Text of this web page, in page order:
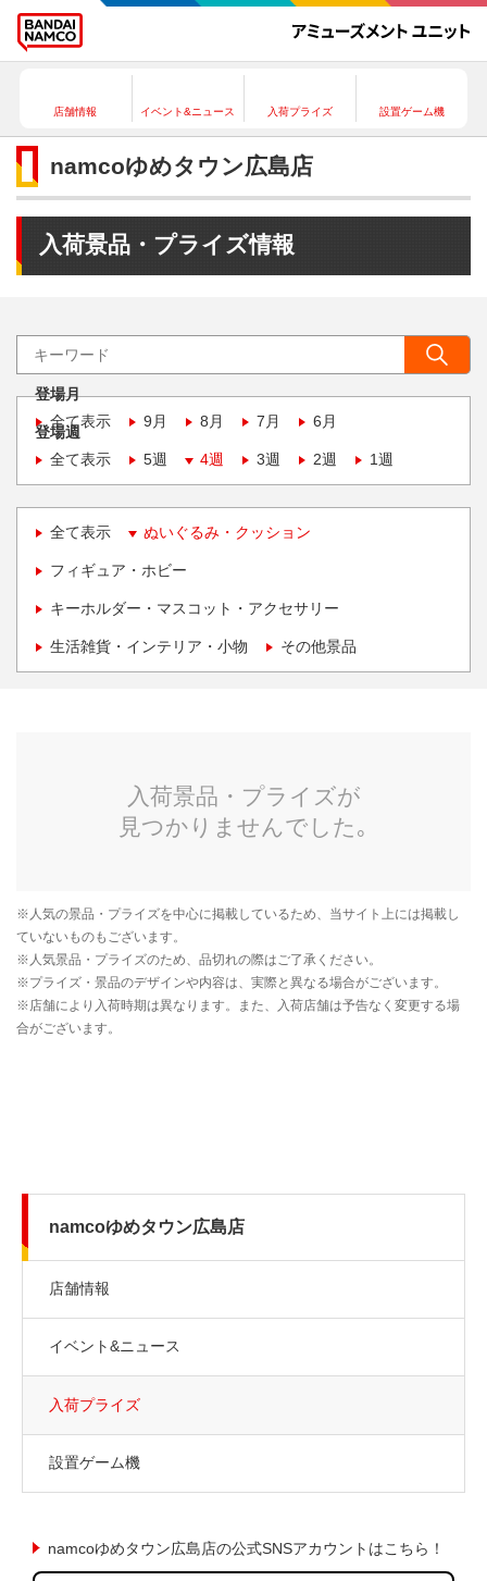
店舗情報 イベント&ニュース 入荷プライズ 設置ゲーム機
namcoゆめタウン広島店
入荷景品・プライズ情報
登場月
全て表示
9月 8月 7月 6月
登場週
全て表示
5週 4週 3週 2週 1週
全て表示 ぬいぐるみ・クッション
フィギュア・ホビー
キーホルダー・マスコット・アクセサリー
生活雑貨・インテリア・小物 その他景品
namcoゆめタウン広島店
店舗情報
イベント&ニュース
入荷プライズ
設置ゲーム機
namcoゆめタウン広島店の公式SNSアカウントはこちら！